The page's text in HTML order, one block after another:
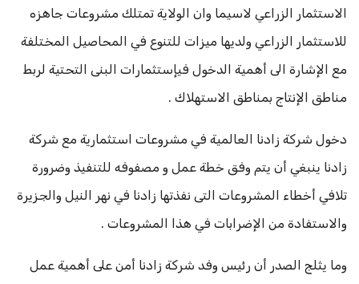
الاستثمار الزراعي لاسيما وان الولاية تمتلك مشروعات جاهزه
للاستثمار الزراعي ولديها ميزات للتنوع في المحاصيل المختلفة
مع الإشارة الى أهمية الدخول فيإستثمارات البنى التحتية لربط
مناطق الإنتاج بمناطق الاستهلاك .
دخول شركة زادنا العالمية في مشروعات استثمارية مع شركة
زادنا ينبغي أن يتم وفق خطة عمل و مصفوفه للتنفيذ وضرورة
تلافي أخطاء المشروعات التى نفذتها زادنا في نهر النيل والجزيرة
والاستفادة من الإضرابات في هذا المشروعات .
وما يثلج الصدر أن رئيس وفد شركة زادنا أمن على أهمية عمل